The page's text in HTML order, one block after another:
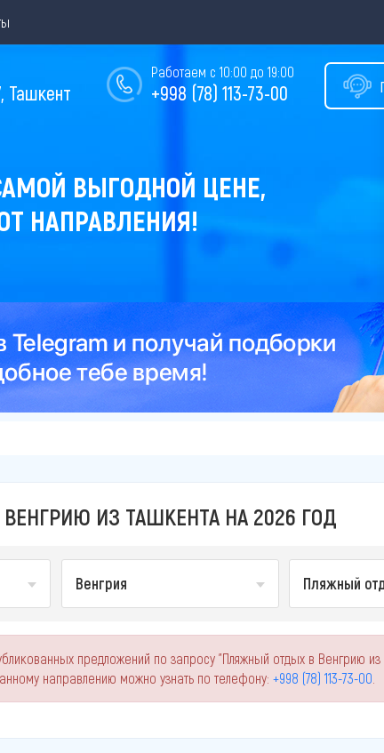
Работаем с 10:00 до 19:00
+998 (78) 113-73-00
Ташкент
ВЫГОДНОЙ ЦЕНЕ,
НАПРАВЛЕНИЯ!
ИЗ ТАШКЕНТА НА 2026 ГОД
Венгрия Пляжный
предложений по запросу "Пляжный отдых в Венгрию из
направлению можно узнать по телефону: +998 (78) 113-73-00